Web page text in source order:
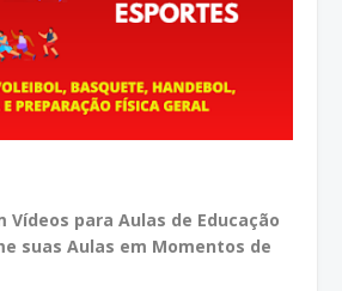
Vídeos para Aulas de Educação
suas Aulas em Momentos de